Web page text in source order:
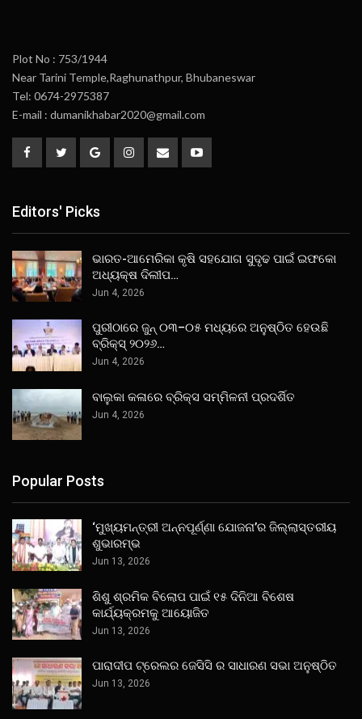
Plot No : 753/1944
Near Tarini Temple,Raghunathpur, Bhubaneswar
Tel: 0674-2975387
E-mail : dumanikhabar2020@gmail.com
Editors' Picks
ଭାରତ-ଆମେରିକା କୃଷି ସହଯୋଗ ସୁଦୃଢ ପାଇଁ ଇଫକୋ
ଅଧ୍ୟକ୍ଷ ଦିଲୀପ…
Jun 4, 2026
ପୁରୀଠାରେ ଜୁନ୍ ୦୩–୦୫ ମଧ୍ୟରେ ଅନୁଷ୍ଠିତ ହେଉଛି
ବ୍ରିକ୍ସ୍ ୨୦୨୬…
Jun 4, 2026
ବାଲୁକା କଳାରେ ବ୍ରିକ୍ସ ସମ୍ମିଳନୀ ପ୍ରଦର୍ଶିତ
Jun 4, 2026
Popular Posts
‘ମୁଖ୍ୟମନ୍ତ୍ରୀ ଅନ୍ନପୂର୍ଣ୍ଣା ଯୋଜନା’ର ଜିଲ୍ଲାସ୍ତରୀୟ
ଶୁଭାରମ୍ଭ
Jun 13, 2026
ଶିଶୁ ଶ୍ରମିକ ବିଲୋପ ପାଇଁ ୧୫ ଦିନିଆ ବିଶେଷ
କାର୍ଯ୍ୟକ୍ରମକୁ ଆୟୋଜିତ
Jun 13, 2026
ପାରାଦୀପ ଟ୍ରେଲର ଜେସିସି ର ସାଧାରଣ ସଭା ଅନୁଷ୍ଠିତ
Jun 13, 2026